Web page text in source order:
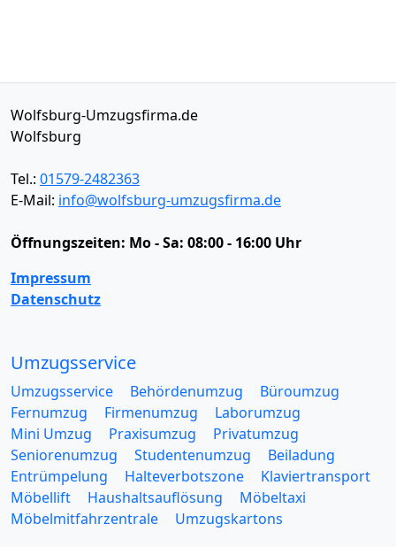
Wolfsburg-Umzugsfirma.de
Wolfsburg
Tel.: 01579-2482363
E-Mail: info@wolfsburg-umzugsfirma.de
Öffnungszeiten: Mo - Sa: 08:00 - 16:00 Uhr
Impressum
Datenschutz
Umzugsservice
Umzugsservice Behördenumzug
Büroumzug
Fernumzug
Firmenumzug
Laborumzug
Mini Umzug
Praxisumzug
Privatumzug
Seniorenumzug
Studentenumzug
Beiladung
Entrümpelung
Halteverbotszone
Klaviertransport
Möbellift
Haushaltsauflösung
Möbeltaxi
Möbelmitfahrzentrale
Umzugskartons